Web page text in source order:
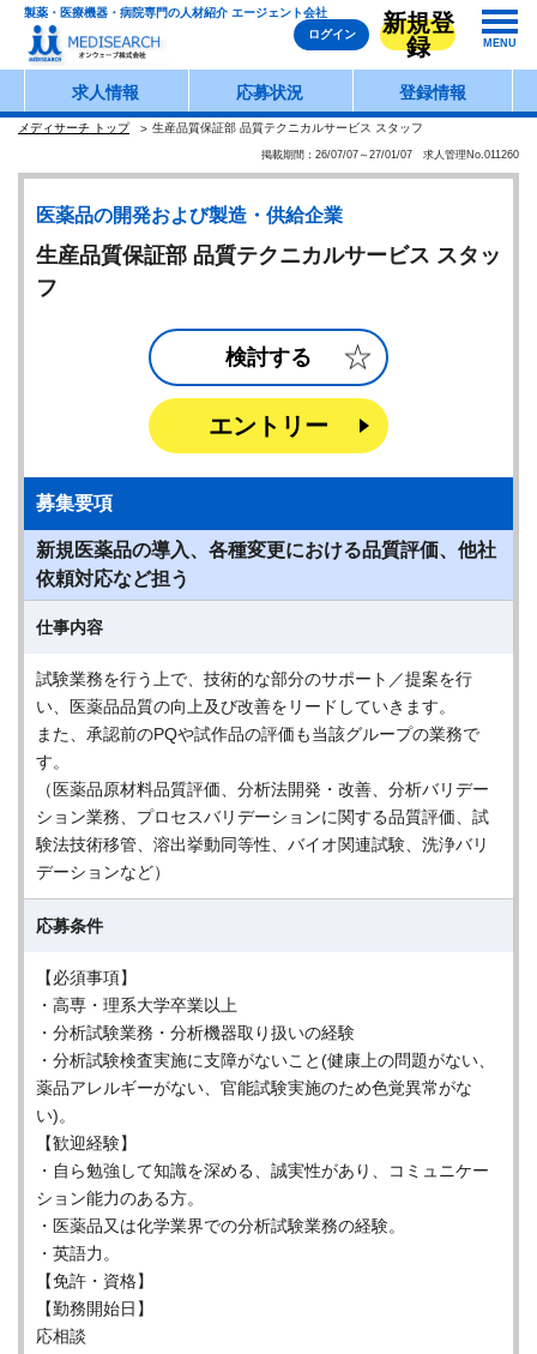
製薬・医療機器・病院専門の人材紹介 エージェント会社
ログイン
新規登
録
MENU
求人情報 応募状況 登録情報
メディサーチ トップ 生産品質保証部 品質テクニカルサービス スタッフ
掲載期間：26/07/07～27/01/07 求人管理No.011260
医薬品の開発および製造・供給企業
生産品質保証部 品質テクニカルサービス スタッ
フ
検討する
エントリー
募集要項
新規医薬品の導入、各種変更における品質評価、他社
依頼対応など担う
仕事内容
試験業務を行う上で、技術的な部分のサポート／提案を行
い、医薬品品質の向上及び改善をリードしていきます。
また、承認前のPQや試作品の評価も当該グループの業務で
す。
（医薬品原材料品質評価、分析法開発・改善、分析バリデー
ション業務、プロセスバリデーションに関する品質評価、試
験法技術移管、溶出挙動同等性、バイオ関連試験、洗浄バリ
デーションなど）
応募条件
【必須事項】
・高専・理系大学卒業以上
・分析試験業務・分析機器取り扱いの経験
・分析試験検査実施に支障がないこと(健康上の問題がない、
薬品アレルギーがない、官能試験実施のため色覚異常がな
い)。
【歓迎経験】
・自ら勉強して知識を深める、誠実性があり、コミュニケー
ション能力のある方。
・医薬品又は化学業界での分析試験業務の経験。
・英語力。
【免許・資格】
【勤務開始日】
応相談